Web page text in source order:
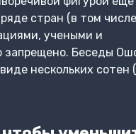
стран (в том
учеными и
запрещено. Беседы
нескольких сотен